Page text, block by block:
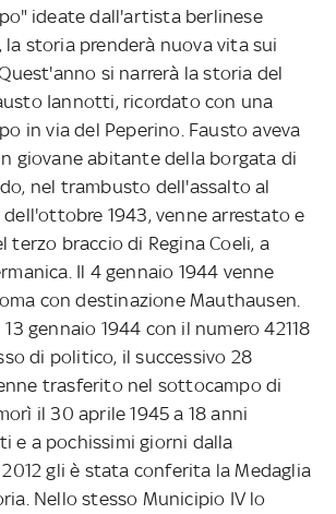
ideate dall'artista berlinese
la storia prenderà nuova vita sui
si narrerà la storia del
Iannotti, ricordato con una
in via del Peperino. Fausto aveva
giovane abitante della borgata di
nel trambusto dell'assalto al
1943, venne arrestato e
terzo braccio di Regina Coeli, a
Il 4 gennaio 1944 venne
con destinazione Mauthausen.
gennaio 1944 con il numero 42118
di politico, il successivo 28
trasferito nel sottocampo di
il 30 aprile 1945 a 18 anni
e a pochissimi giorni dalla
gli è stata conferita la Medaglia
Nello stesso Municipio IV lo